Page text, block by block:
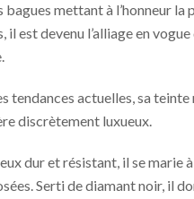
bagues mettant à l’honneur
il est devenu l’alliage en
tendances actuelles, sa
discrètement luxueux.
dur et résistant, il se marie
Serti de diamant noir, il